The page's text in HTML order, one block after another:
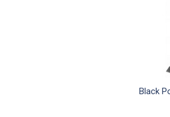
Black